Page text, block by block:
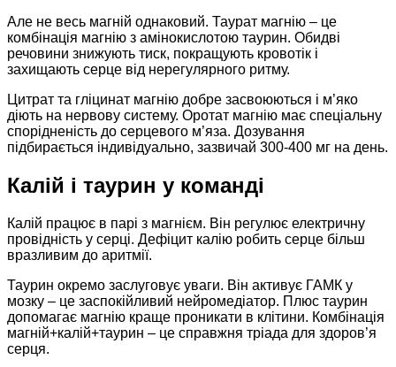
Але не весь магній однаковий. Таурат магнію – це
комбінація магнію з амінокислотою таурин. Обидві
речовини знижують тиск, покращують кровотік і
захищають серце від нерегулярного ритму.
Цитрат та гліцинат магнію добре засвоюються і м’яко
діють на нервову систему. Оротат магнію має спеціальну
спорідненість до серцевого м’яза. Дозування
підбирається індивідуально, зазвичай 300-400 мг на день.
Калій і таурин у команді
Калій працює в парі з магнієм. Він регулює електричну
провідність у серці. Дефіцит калію робить серце більш
вразливим до аритмії.
Таурин окремо заслуговує уваги. Він активує ГАМК у
мозку – це заспокійливий нейромедіатор. Плюс таурин
допомагає магнію краще проникати в клітини. Комбінація
магній+калій+таурин – це справжня тріада для здоров’я
серця.